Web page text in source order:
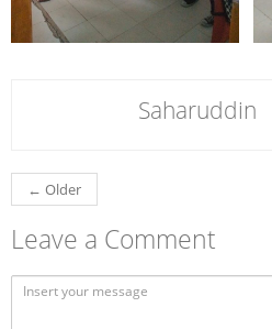
Saharuddin
← Older
Leave a Comment